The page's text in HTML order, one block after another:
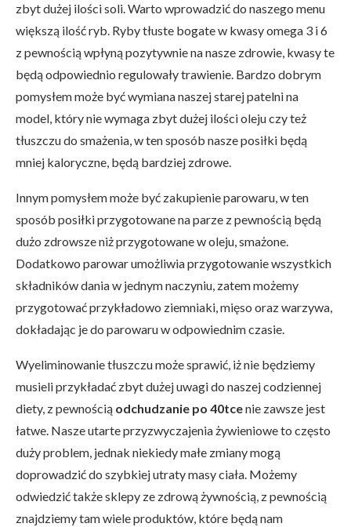
zbyt dużej ilości soli. Warto wprowadzić do naszego menu
większą ilość ryb. Ryby tłuste bogate w kwasy omega 3 i 6
z pewnością wpłyną pozytywnie na nasze zdrowie, kwasy te
będą odpowiednio regulowały trawienie. Bardzo dobrym
pomysłem może być wymiana naszej starej patelni na
model, który nie wymaga zbyt dużej ilości oleju czy też
tłuszczu do smażenia, w ten sposób nasze posiłki będą
mniej kaloryczne, będą bardziej zdrowe.
Innym pomysłem może być zakupienie parowaru, w ten
sposób posiłki przygotowane na parze z pewnością będą
dużo zdrowsze niż przygotowane w oleju, smażone.
Dodatkowo parowar umożliwia przygotowanie wszystkich
składników dania w jednym naczyniu, zatem możemy
przygotować przykładowo ziemniaki, mięso oraz warzywa,
dokładając je do parowaru w odpowiednim czasie.
Wyeliminowanie tłuszczu może sprawić, iż nie będziemy
musieli przykładać zbyt dużej uwagi do naszej codziennej
diety, z pewnością odchudzanie po 40tcenie zawsze jest
łatwe. Nasze utarte przyzwyczajenia żywieniowe to często
duży problem, jednak niekiedy małe zmiany mogą
doprowadzić do szybkiej utraty masy ciała. Możemy
odwiedzić także sklepy ze zdrową żywnością, z pewnością
znajdziemy tam wiele produktów, które będą nam